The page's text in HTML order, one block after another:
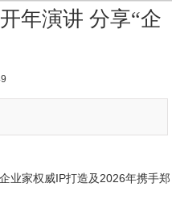
年演讲 分享“企
业家权威IP打造及2026年携手郑